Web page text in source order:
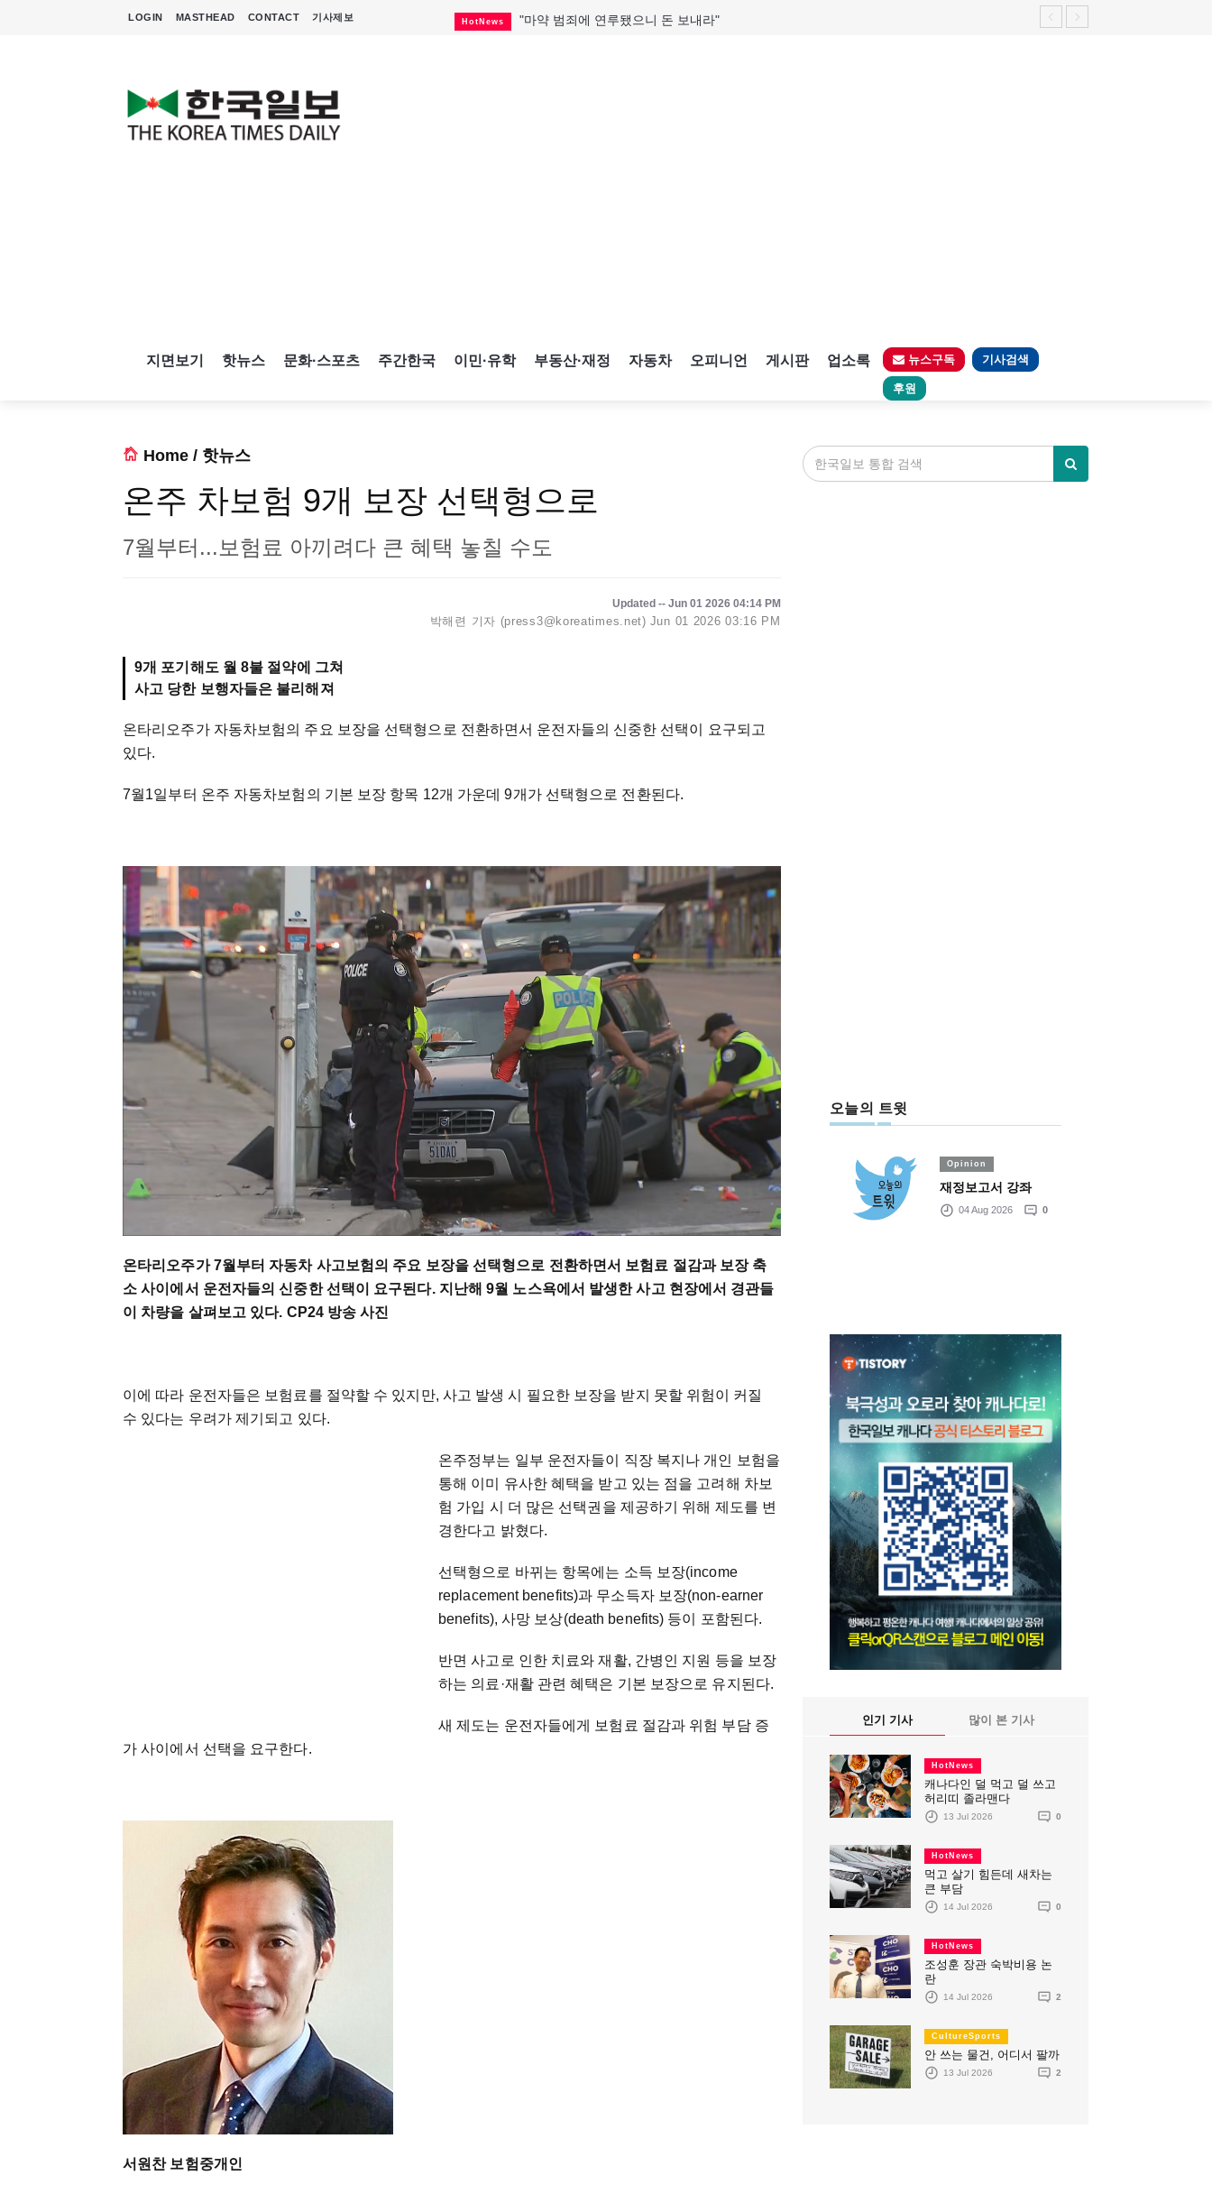
LOGIN MASTHEAD CONTACT 기사제보 HotNews "마약 범죄에 연루됐으니 돈 보내라"
지면보기 핫뉴스 문화·스포츠 주간한국 이민·유학 부동산·재정 자동차 오피니언 게시판 업소록 뉴스구독 기사검색
후원
Home / 핫뉴스
온주 차보험 9개 보장 선택형으로
7월부터...보험료 아끼려다 큰 혜택 놓칠 수도
Updated -- Jun 01 2026 04:14 PM
박해련 기자 (press3@koreatimes.net) Jun 01 2026 03:16 PM
9개 포기해도 월 8불 절약에 그쳐
사고 당한 보행자들은 불리해져
온타리오주가 자동차보험의 주요 보장을 선택형으로 전환하면서 운전자들의 신중한 선택이 요구되고
있다.
7월1일부터 온주 자동차보험의 기본 보장 항목 12개 가운데 9개가 선택형으로 전환된다.
온타리오주가 7월부터 자동차 사고보험의 주요 보장을 선택형으로 전환하면서 보험료 절감과 보장 축
소 사이에서 운전자들의 신중한 선택이 요구된다. 지난해 9월 노스욕에서 발생한 사고 현장에서 경관들
이 차량을 살펴보고 있다. CP24 방송 사진
이에 따라 운전자들은 보험료를 절약할 수 있지만, 사고 발생 시 필요한 보장을 받지 못할 위험이 커질
수 있다는 우려가 제기되고 있다.
온주정부는 일부 운전자들이 직장 복지나 개인 보험을
통해 이미 유사한 혜택을 받고 있는 점을 고려해 차보
험 가입 시 더 많은 선택권을 제공하기 위해 제도를 변
경한다고 밝혔다.
선택형으로 바뀌는 항목에는 소득 보장(income
replacement benefits)과 무소득자 보장(non-earner
benefits), 사망 보상(death benefits) 등이 포함된다.
반면 사고로 인한 치료와 재활, 간병인 지원 등을 보장
하는 의료·재활 관련 혜택은 기본 보장으로 유지된다.
새 제도는 운전자들에게 보험료 절감과 위험 부담 증
가 사이에서 선택을 요구한다.
서원찬 보험중개인
오늘의 트윗
Opinion
재정보고서 강좌
04 Aug 2026 0
인기 기사 많이 본 기사
HotNews
캐나다인 덜 먹고 덜 쓰고
허리띠 졸라맨다
13 Jul 2026 0
HotNews
먹고 살기 힘든데 새차는
큰 부담
14 Jul 2026 0
HotNews
조성훈 장관 숙박비용 논
란
14 Jul 2026 2
CultureSports
안 쓰는 물건, 어디서 팔까
13 Jul 2026 2